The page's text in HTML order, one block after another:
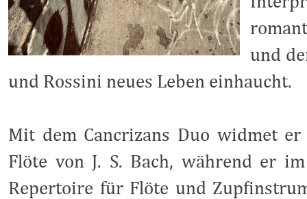
und
und Rossini neues Leben einhaucht.
Mit dem Cancrizans Duo widmet
Flöte von J. S. Bach, während er
Repertoire für Flöte und